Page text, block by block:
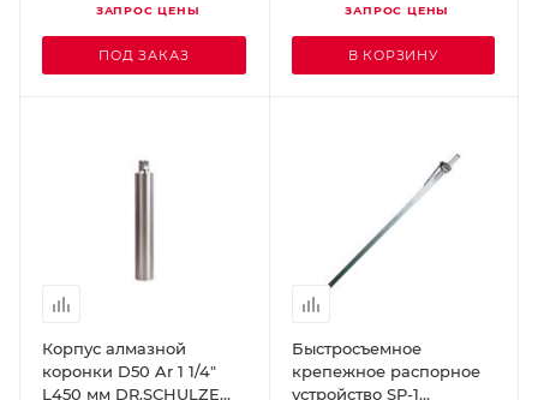
ЗАПРОС ЦЕНЫ
ПОД ЗАКАЗ
ЗАПРОС ЦЕНЫ
В КОРЗИНУ
Корпус алмазной
коронки D50 Ar 1 1/4"
L450 мм DR.SCHULZE
Быстросъемное
крепежное распорное
устройство SP-1